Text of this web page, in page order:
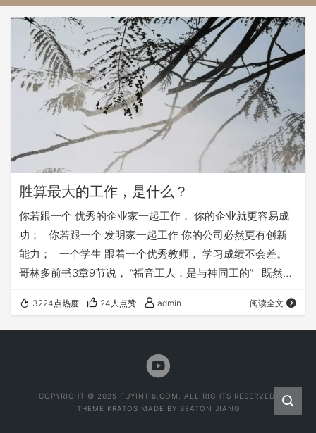
胜算最大的工作，是什么？
你若跟一个 优秀的企业家一起工作， 你的企业就更容易成
功； 你若跟一个 发明家一起工作 你的公司必然更有创新
能力； 一个学生 跟着一个优秀教师， 学习成绩不会差。
哥林多前书3章9节说， “福音工人，是与神同工的” 既然我
怎么会随便失败呢？！ 何况，福音工作 是上帝最重视的工
作” 所以，我们蛮有把握地说， ——传福音工作，其实是
3224点热度 24人点赞 admin 阅读全文
COPYRIGHT © 2025 FUYIN116.COM. ALL RIGHTS RESERVED.
THEME KRATOS MADE BY SEATON JIANG